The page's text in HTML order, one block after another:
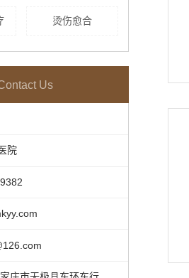
烫伤愈合
Us
院